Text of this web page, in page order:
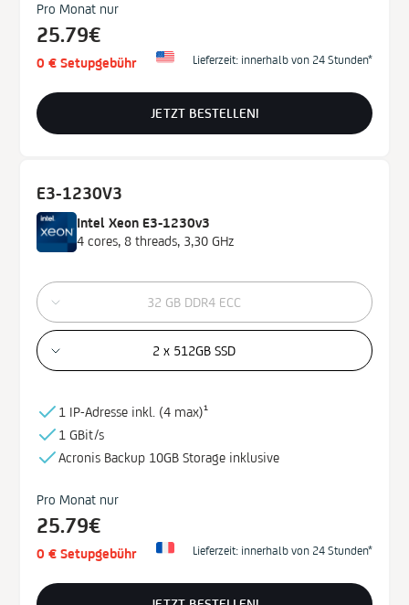
Standort
USA
Preis
Pro Monat nur
25.79€
0 € Setupgebühr Lieferzeit: innerhalb von 24 Stunden*
JETZT BESTELLEN!
E3-1230V3
Intel Xeon E3-1230v3
4 cores, 8 threads, 3,30 GHz
32 GB DDR4 ECC
2 x 512GB SSD
1 IP-Adresse inkl. (4 max)¹
1 GBit/s
Acronis Backup 10GB Storage inklusive
Pro Monat nur
25.79€
0 € Setupgebühr Lieferzeit: innerhalb von 24 Stunden*